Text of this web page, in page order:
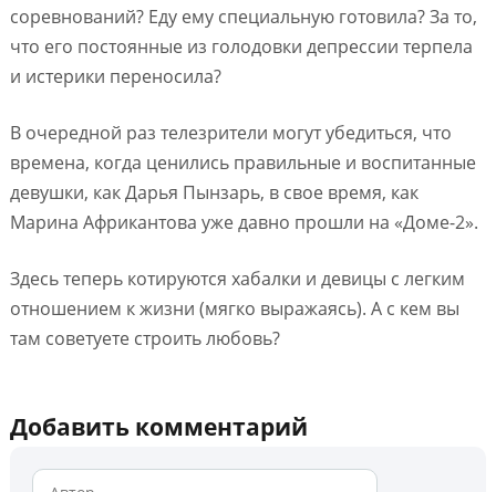
соревнований? Еду ему специальную готовила? За то,
что его постоянные из голодовки депрессии терпела
и истерики переносила?
В очередной раз телезрители могут убедиться, что
времена, когда ценились правильные и воспитанные
девушки, как Дарья Пынзарь, в свое время, как
Марина Африкантова уже давно прошли на «Доме-2».
Здесь теперь котируются хабалки и девицы с легким
отношением к жизни (мягко выражаясь). А с кем вы
там советуете строить любовь?
Добавить комментарий